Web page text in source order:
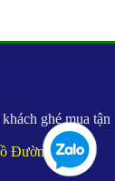
ghé mua tận
Đường Đi)